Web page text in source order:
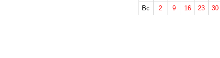
Вс
2 9 16 23 30